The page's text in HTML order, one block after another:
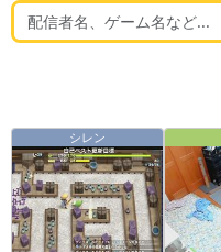
シレン